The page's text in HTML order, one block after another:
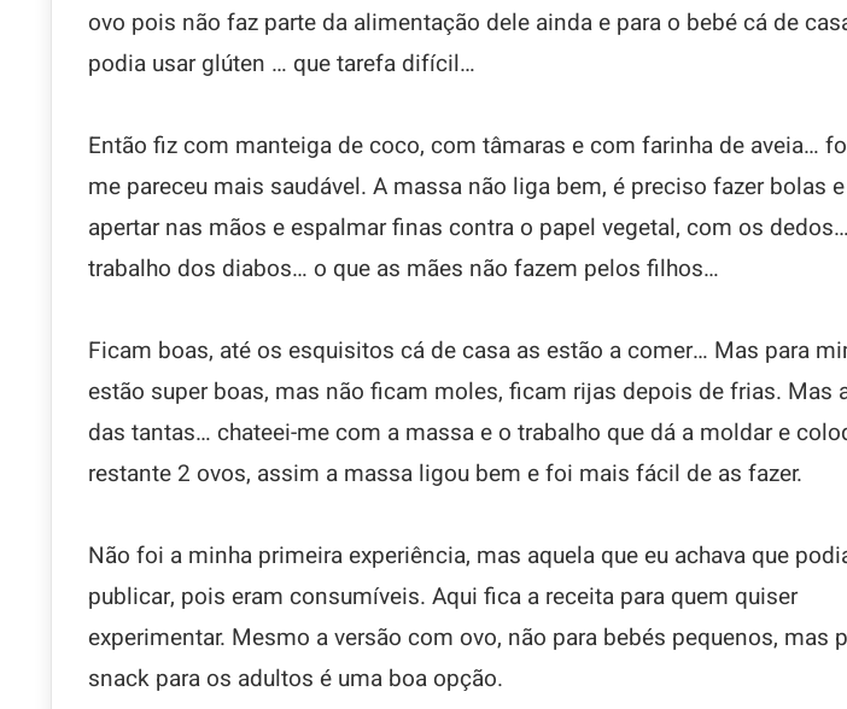
ovo pois não faz parte da alimentação dele ainda e para o bebé cá de
podia usar glúten … que tarefa difícil…
Então fiz com manteiga de coco, com tâmaras e com farinha de aveia…
me pareceu mais saudável. A massa não liga bem, é preciso fazer bolas e
apertar nas mãos e espalmar finas contra o papel vegetal, com os
trabalho dos diabos… o que as mães não fazem pelos filhos…
Ficam boas, até os esquisitos cá de casa as estão a comer… Mas para
estão super boas, mas não ficam moles, ficam rijas depois de frias. Mas
das tantas… chateei-me com a massa e o trabalho que dá a moldar e
restante 2 ovos, assim a massa ligou bem e foi mais fácil de as fazer.
Não foi a minha primeira experiência, mas aquela que eu achava que
publicar, pois eram consumíveis. Aqui fica a receita para quem quiser
experimentar. Mesmo a versão com ovo, não para bebés pequenos, mas
snack para os adultos é uma boa opção.